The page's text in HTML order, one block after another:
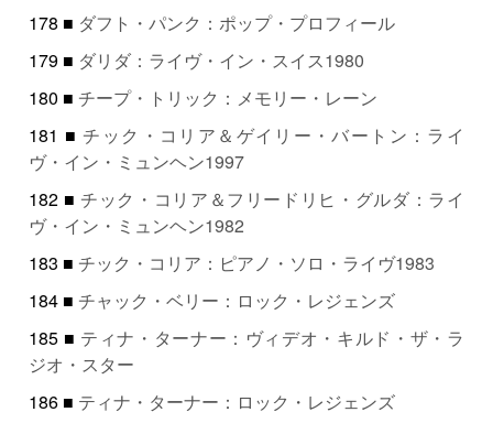
178 ■ ダフト・パンク：ポップ・プロフィール
179 ■ ダリダ：ライヴ・イン・スイス1980
180 ■ チープ・トリック：メモリー・レーン
181 ■ チック・コリア＆ゲイリー・バートン：ライ
ヴ・イン・ミュンヘン1997
182 ■ チック・コリア＆フリードリヒ・グルダ：ライ
ヴ・イン・ミュンヘン1982
183 ■ チック・コリア：ピアノ・ソロ・ライヴ1983
184 ■ チャック・ベリー：ロック・レジェンズ
185 ■ ティナ・ターナー：ヴィデオ・キルド・ザ・ラ
ジオ・スター
186 ■ ティナ・ターナー：ロック・レジェンズ